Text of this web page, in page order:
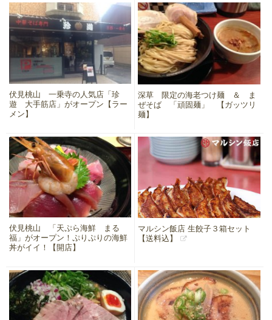
伏見桃山 一乗寺の人気店「珍
遊 大手筋店」がオープン【ラー
メン】
深草 限定の海老つけ麺 ＆ ま
ぜそば 「頑固麺」 【ガッツリ
麺】
伏見桃山 「天ぷら海鮮 まる
福」がオープン！ぷりぷりの海鮮
丼がイイ！【開店】
マルシン飯店 生餃子３箱セット
【送料込】